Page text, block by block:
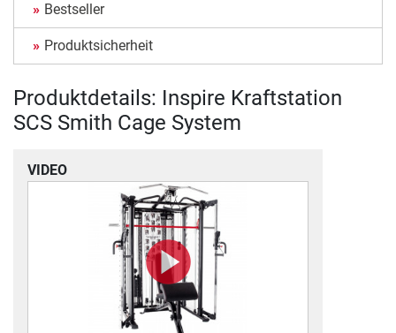
Bestseller
Produktsicherheit
Produktdetails: Inspire Kraftstation
SCS Smith Cage System
VIDEO